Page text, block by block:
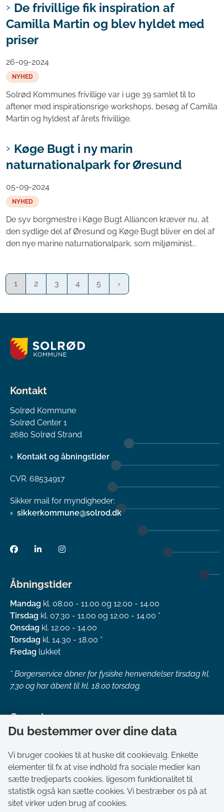
De frivillige fik inspiration af
Camilla Martin og blev hyldet med
priser
26-09-2024
NYHED
Solrød Kommunes frivillige var i uge 39 samlet til to
aftener med inspirationsrige workshops, besøg af Camilla
Martin og hyldest af årets frivillige.
Køge Bugt i ny marin
naturnationalpark for Øresund
05-09-2024
NYHED
De syv borgmestre i Køge Bugt Alliancen kræver nu, at
den sydlige del af Øresund og Køge Bugt bliver en del af
den nye marine naturnationalpark, som miljøminist...
1 2 3 4 5
Kontakt
Solrød Kommune
Solrød Center 1
2680 Solrød Strand
Kontakt og åbningstider
CVR. 68534917
Sikker mail for myndigheder:
sikkerkommune@solrod.dk
Åbningstider
Mandag kl. 08.00 - 11.00 og 12.00 - 14.00
Tirsdag kl. 07.30 - 11.00 og 12.00 - 14.00 *
Onsdag kl. 12.00 - 14.00
Torsdag kl. 14.30 - 18.00 *
Fredag lukket
* Borgerservice åbner for fysiske henvendelser tirsdag kl.
7.30 og har åbent til kl. 18.00 torsdag.
Genveje
Aktuelt
Akut hjælp
Bestil tid i Borgerservice
Ledige stillinger
Du bestemmer over dine data
Vi bruger cookies til at huske dit cookievalg. Enkelte
elementer til fx at vise indhold fra sociale medier kan
sætte tredjeparts cookies, ligesom funktionalitet til
statistik også kan sætte cookies. Vi bestræber os på at
sitet virker uden brug af cookies.